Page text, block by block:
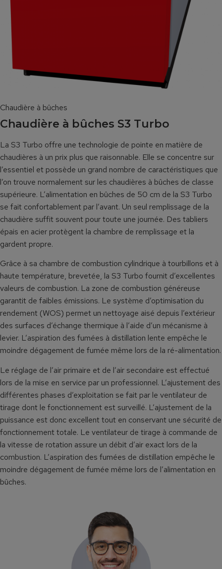
Chaudière à bûches
Chaudière à bûches S3 Turbo
La S3 Turbo offre une technologie de pointe en matière de
chaudières à un prix plus que raisonnable. Elle se concentre sur
l’essentiel et possède un grand nombre de caractéristiques que
l’on trouve normalement sur les chaudières à bûches de classe
supérieure. L’alimentation en bûches de 50 cm de la S3 Turbo
se fait confortablement par l’avant. Un seul remplissage de la
chaudière suffit souvent pour toute une journée. Des tabliers
épais en acier protègent la chambre de remplissage et la
gardent propre.
Grâce à sa chambre de combustion cylindrique à tourbillons et à
haute température, brevetée, la S3 Turbo fournit d’excellentes
valeurs de combustion. La zone de combustion généreuse
garantit de faibles émissions. Le système d’optimisation du
rendement (WOS) permet un nettoyage aisé depuis l’extérieur
des surfaces d’échange thermique à l’aide d’un mécanisme à
levier. L’aspiration des fumées à distillation lente empêche le
moindre dégagement de fumée même lors de la ré-alimentation.
Le réglage de l’air primaire et de l’air secondaire est effectué
lors de la mise en service par un professionnel. L’ajustement des
différentes phases d’exploitation se fait par le ventilateur de
tirage dont le fonctionnement est surveillé. L’ajustement de la
puissance est donc excellent tout en conservant une sécurité de
fonctionnement totale. Le ventilateur de tirage à commande de
la vitesse de rotation assure un débit d’air exact lors de la
combustion. L’aspiration des fumées de distillation empêche le
moindre dégagement de fumée même lors de l’alimentation en
bûches.